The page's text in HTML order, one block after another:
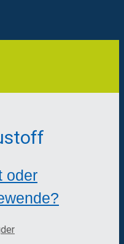
oder